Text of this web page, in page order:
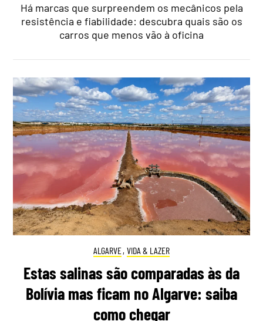
Há marcas que surpreendem os mecânicos pela
resistência e fiabilidade: descubra quais são os
carros que menos vão à oficina
ALGARVE, VIDA & LAZER
Estas salinas são comparadas às da
Bolívia mas ficam no Algarve: saiba
como chegar